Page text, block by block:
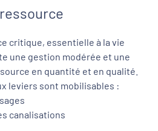
critique, essentielle à la vie
une gestion modérée et une
en quantité et en qualité.
leviers sont mobilisables :
canalisations